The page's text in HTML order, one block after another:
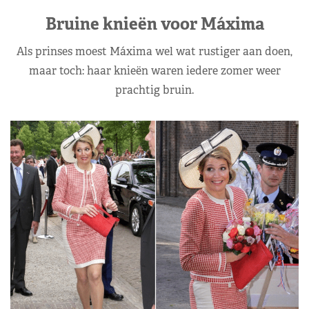
Bruine knieën voor Máxima
Als prinses moest Máxima wel wat rustiger aan doen,
maar toch: haar knieën waren iedere zomer weer
prachtig bruin.